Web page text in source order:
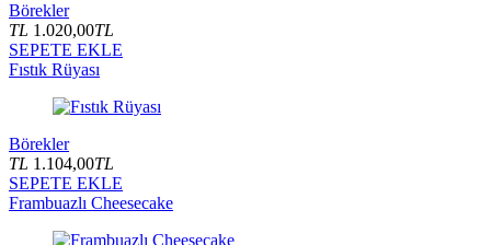
Börekler
TL 1.020,00TL
SEPETE EKLE
Fıstık Rüyası
Börekler
TL 1.104,00TL
SEPETE EKLE
Frambuazlı Cheesecake